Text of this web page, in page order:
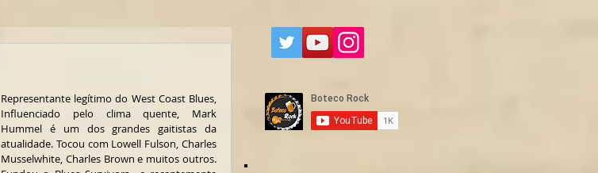
Representante legítimo do West Coast Blues,
Influenciado pelo clima quente, Mark
Hummel é um dos grandes gaitistas da
atualidade. Tocou com Lowell Fulson, Charles
Musselwhite, Charles Brown e muitos outros.